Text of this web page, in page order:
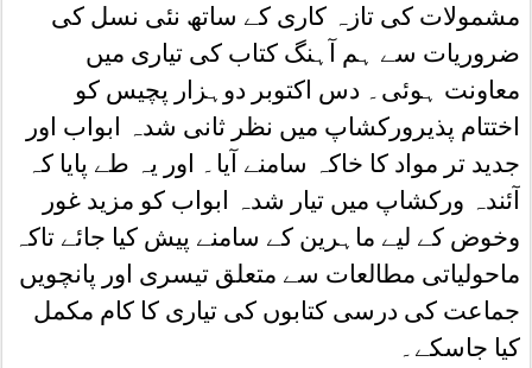
مشمولات کی تازہ کاری کے ساتھ نئی نسل کی
ضروریات سے ہم آہنگ کتاب کی تیاری میں
معاونت ہوئی۔ دس اکتوبر دوہزار پچیس کو
اختتام پذیرورکشاپ میں نظر ثانی شدہ ابواب اور
جدید تر مواد کا خاکہ سامنے آیا۔ اور یہ طے پایا کہ
آئندہ ورکشاپ میں تیار شدہ ابواب کو مزید غور
وخوض کے لیے ماہرین کے سامنے پیش کیا جائے تاکہ
ماحولیاتی مطالعات سے متعلق تیسری اور پانچویں
جماعت کی درسی کتابوں کی تیاری کا کام مکمل
کیا جاسکے۔